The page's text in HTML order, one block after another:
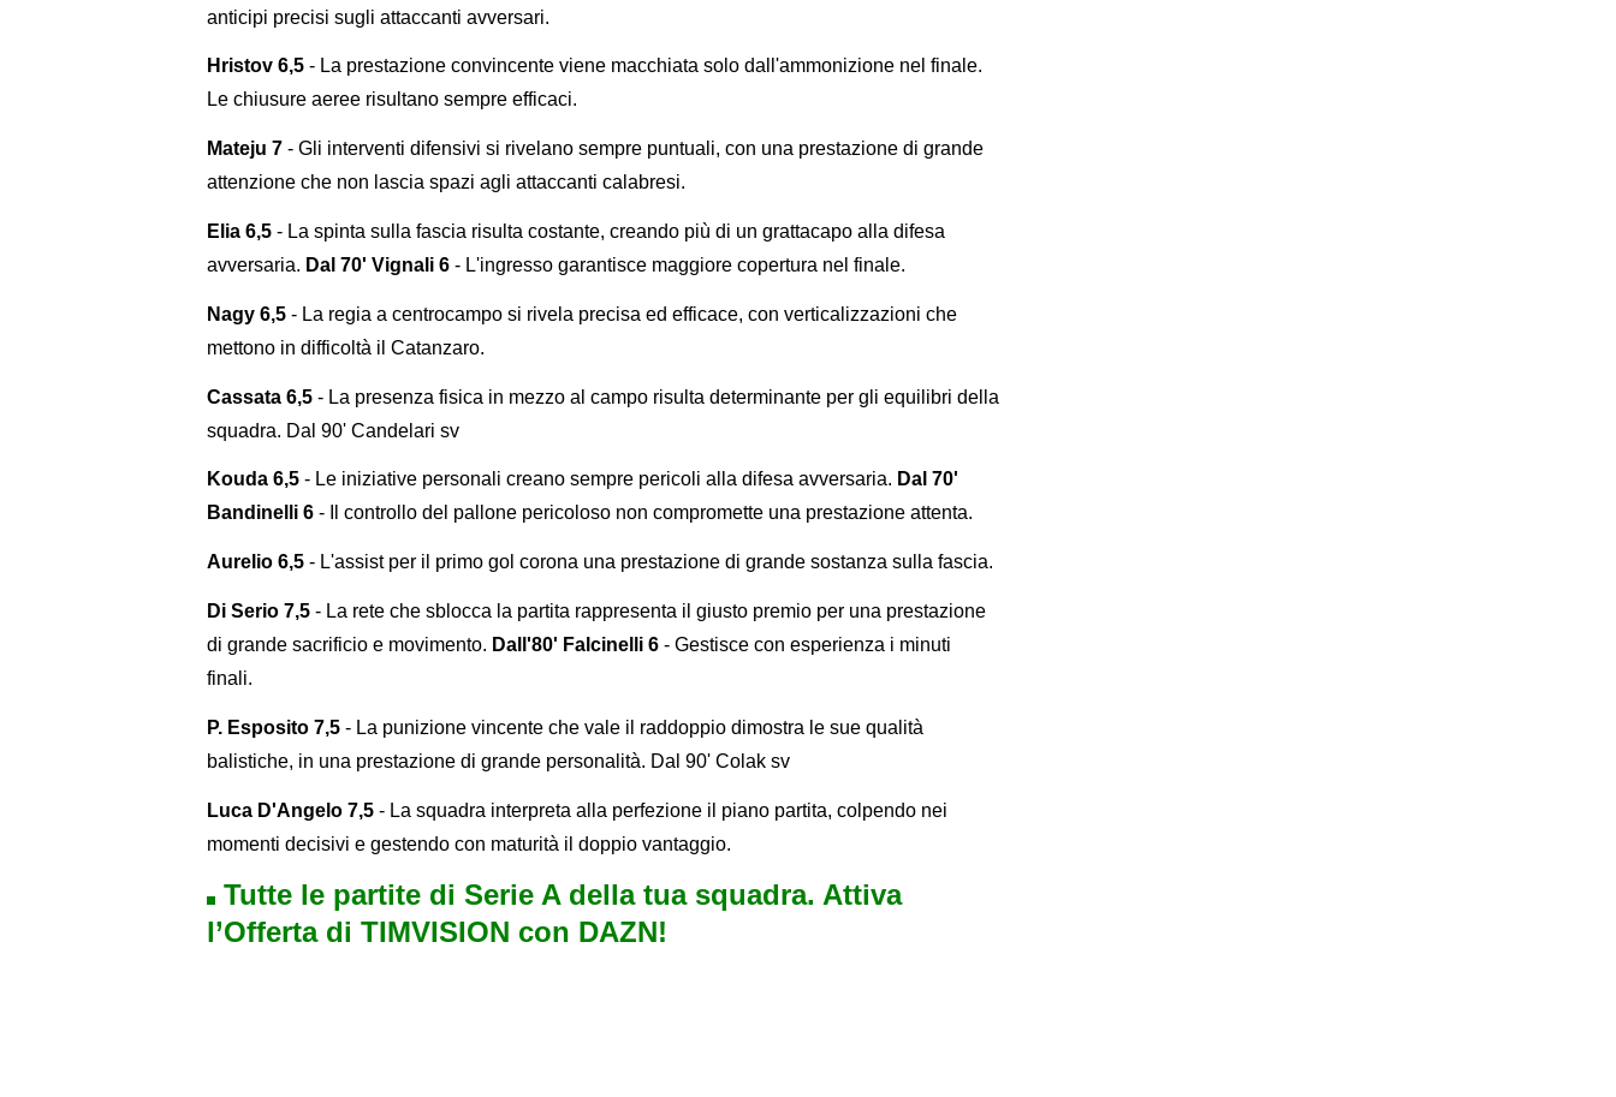
anticipi precisi sugli attaccanti avversari.
Hristov 6,5 - La prestazione convincente viene macchiata solo dall'ammonizione nel finale.
Le chiusure aeree risultano sempre efficaci.
Mateju 7 - Gli interventi difensivi si rivelano sempre puntuali, con una prestazione di grande
attenzione che non lascia spazi agli attaccanti calabresi.
Elia 6,5 - La spinta sulla fascia risulta costante, creando più di un grattacapo alla difesa
avversaria. Dal 70' Vignali 6 - L'ingresso garantisce maggiore copertura nel finale.
Nagy 6,5 - La regia a centrocampo si rivela precisa ed efficace, con verticalizzazioni che
mettono in difficoltà il Catanzaro.
Cassata 6,5 - La presenza fisica in mezzo al campo risulta determinante per gli equilibri della
squadra. Dal 90' Candelari sv
Kouda 6,5 - Le iniziative personali creano sempre pericoli alla difesa avversaria. Dal 70'
Bandinelli 6 - Il controllo del pallone pericoloso non compromette una prestazione attenta.
Aurelio 6,5 - L'assist per il primo gol corona una prestazione di grande sostanza sulla fascia.
Di Serio 7,5 - La rete che sblocca la partita rappresenta il giusto premio per una prestazione
di grande sacrificio e movimento. Dall'80' Falcinelli 6 - Gestisce con esperienza i minuti
finali.
P. Esposito 7,5 - La punizione vincente che vale il raddoppio dimostra le sue qualità
balistiche, in una prestazione di grande personalità. Dal 90' Colak sv
Luca D'Angelo 7,5 - La squadra interpreta alla perfezione il piano partita, colpendo nei
momenti decisivi e gestendo con maturità il doppio vantaggio.
Tutte le partite di Serie A della tua squadra. Attiva
l’Offerta di TIMVISION con DAZN!